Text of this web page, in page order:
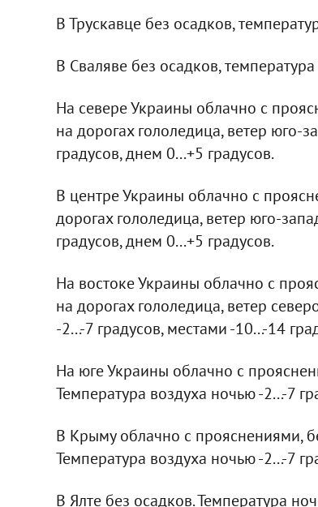
В Трускавце без осадков,
В Сваляве без осадков,
На севере Украины облачно с
на дорогах гололедица, ветер юго-
градусов, днем 0...+5 градусов.
В центре Украины облачно с
дорогах гололедица, ветер юго-
градусов, днем 0...+5 градусов.
На востоке Украины облачно с
на дорогах гололедица, ветер
-2...-7 градусов, местами -10...-14
На юге Украины облачно с
Температура воздуха ночью -2...-7
В Крыму облачно с прояснениями,
Температура воздуха ночью -2...-7
В Ялте без осадков. Температура